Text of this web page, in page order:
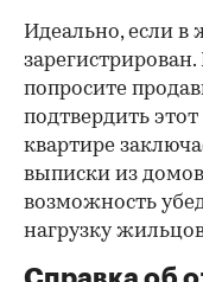
Идеально, если
зарегистрирован.
попросите
подтвердить
квартире
выписки из
возможность
нагрузку